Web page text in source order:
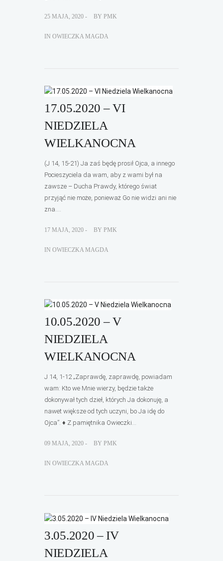
25 MAJA, 2020 - BY PMK
IN OWIECZKA MAGDA
17.05.2020 – VI
NIEDZIELA
WIELKANOCNA
(J 14, 15-21) Ja zaś będę prosił Ojca, a innego
Pocieszyciela da wam, aby z wami był na
zawsze – Ducha Prawdy, którego świat
przyjąć nie może, ponieważ Go nie widzi ani nie
zna....
17 MAJA, 2020 - BY PMK
IN OWIECZKA MAGDA
10.05.2020 – V
NIEDZIELA
WIELKANOCNA
J 14, 1-12 „Zaprawdę, zaprawdę, powiadam
wam: Kto we Mnie wierzy, będzie także
dokonywał tych dzieł, których Ja dokonuję, a
nawet większe od tych uczyni, bo Ja idę do
Ojca”. ♦ Z pamiętnika Owieczki...
09 MAJA, 2020 - BY PMK
IN OWIECZKA MAGDA
3.05.2020 – IV
NIEDZIELA